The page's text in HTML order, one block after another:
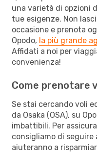
una varietà di opzioni
tue esigenze. Non
occasione e prenota
Opodo, la più grande
Affidati a noi per
convenienza!
Come prenotare
Se stai cercando voli
da Osaka (OSA), su
imbattibili. Per
consigliamo di seguire
aiuteranno a